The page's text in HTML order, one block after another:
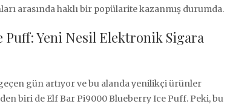
arasında haklı bir popülarite kazanmış durumda.
Yeni Nesil Elektronik Sigara
gün artıyor ve bu alanda yenilikçi ürünler
biri de Elf Bar Pi9000 Blueberry Ice Puff. Peki, bu